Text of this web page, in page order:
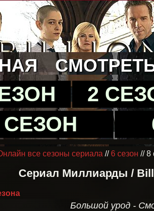
2
СЕЗОН
все сезоны сериала //6 сезон // 8
Сериал Миллиарды /
Большой урод -